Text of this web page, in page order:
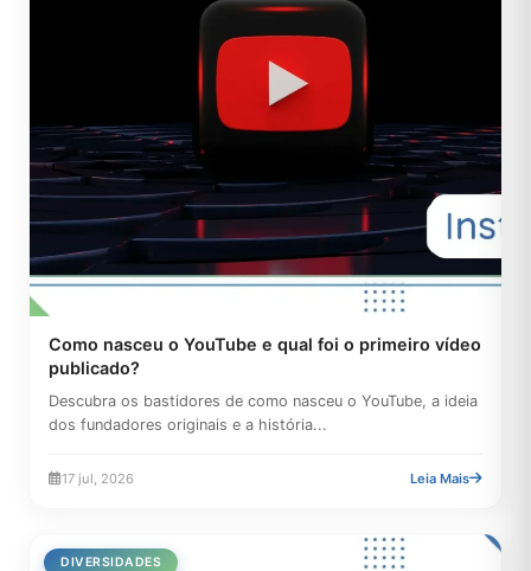
Como nasceu o YouTube e qual foi o primeiro vídeo
publicado?
Descubra os bastidores de como nasceu o YouTube, a ideia
dos fundadores originais e a história...
17 jul, 2026 Leia Mais
DIVERSIDADES